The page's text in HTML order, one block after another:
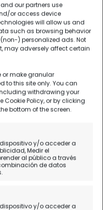
our partners use
or access device
will allow us and
such as browsing behavior
) personalized ads. Not
may adversely affect certain
or make granular
to this site only. You can
withdrawing your
Cookie Policy, or by clicking
bottom of the screen.
y/o acceder a
Medir el
al público a través
de datos
y/o acceder a